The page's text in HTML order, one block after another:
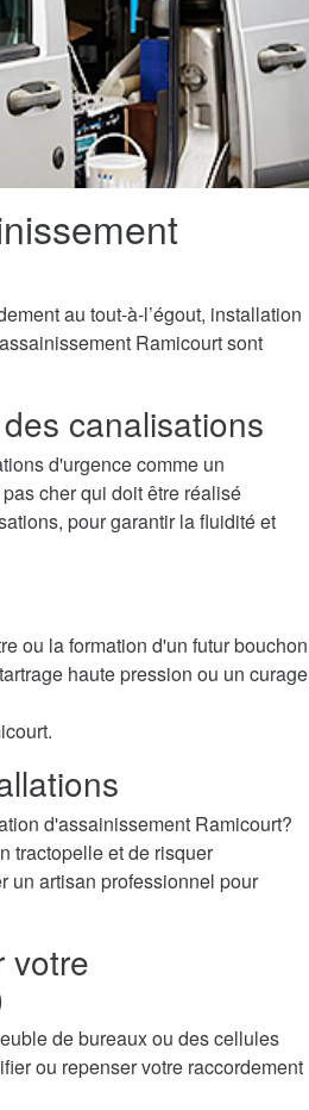
au tout-à-l’égout, installation
Ramicourt sont
canalisations
d'urgence comme un
cher qui doit être réalisé
pour garantir la fluidité et
ou la formation d'un futur bouchon
haute pression ou un
d'assainissement Ramicourt?
tractopelle et de risquer
un artisan professionnel pour
votre
de bureaux ou des cellules
ou repenser votre raccordement